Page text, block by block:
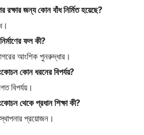
জন্য কোন বাঁধ নির্মিত হয়েছে?
ফল কী?
আংশিক পুনরুদ্ধার।
কোন ধরনের বিপর্যয়?
বিপর্যয়।
থেকে প্রধান শিক্ষা কী?
প্রয়োজন।